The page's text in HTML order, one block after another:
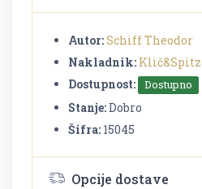
Autor:Schiff Theodor
Nakladnik:
Dostupnost:
Dostupno
Stanje:Dobro
Šifra: 15045
Opcije dostave